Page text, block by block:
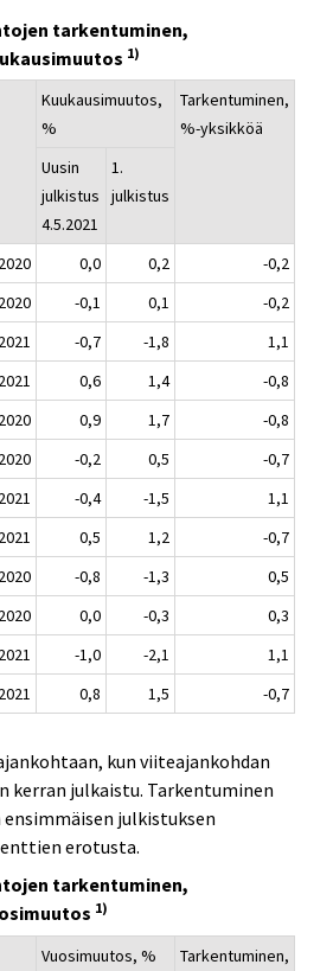
tarkentuminen,
1)
Kuukausimuutos,
%
Tarkentuminen,
%-yksikköä
Uusin
julkistus
4.5.2021
1.
julkistus
0,0 0,2
-0,2
-0,1 0,1
-0,2
-0,7 -1,8
1,1
0,6 1,4
-0,8
0,9 1,7
-0,8
-0,2 0,5
-0,7
-0,4 -1,5
1,1
0,5 1,2
-0,7
-0,8 -1,3
0,5
0,0 -0,3
0,3
-1,0 -2,1
1,1
0,8 1,5 -0,7
kun viiteajankohdan
kerran julkaistu. Tarkentuminen
julkistuksen
erotusta.
tarkentuminen,
1)
Vuosimuutos, %
Tarkentuminen,